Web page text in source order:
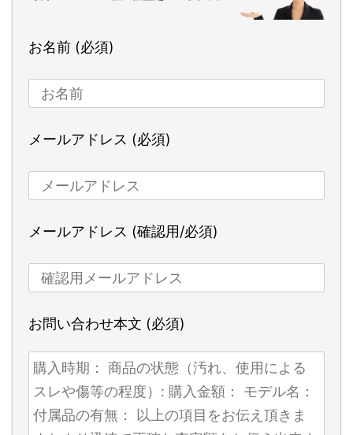
お名前 (必須)
メールアドレス (必須)
メールアドレス (確認用/必須)
お問い合わせ本文 (必須)